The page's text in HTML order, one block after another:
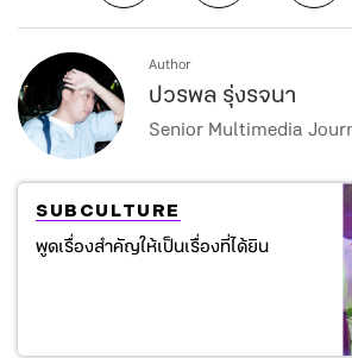
Author
ปวรพล รุ่งรจนา
Senior Multimedia
SUBCULTURE
พูดเรื่องสำคัญให้เป็นเรื่องที่ได้ยิน